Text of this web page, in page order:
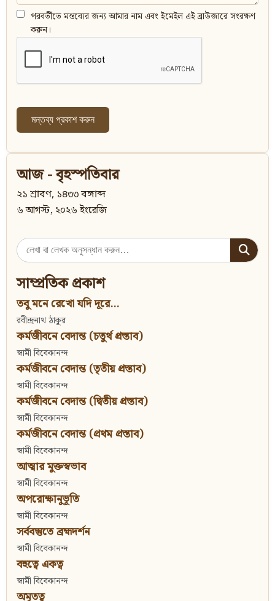
পরবর্তীতে মন্তব্যের জন্য আমার নাম এবং ইমেইল এই ব্রাউজারে সংরক্ষণ
করুন।
আজ - বৃহস্পতিবার
২১ শ্রাবণ, ১৪৩৩ বঙ্গাব্দ
৬ আগস্ট, ২০২৬ ইংরেজি
Search
for:
সাম্প্রতিক প্রকাশ
তবু মনে রেখো যদি দূরে...
রবীন্দ্রনাথ ঠাকুর
কর্মজীবনে বেদান্ত (চতুর্থ প্রস্তাব)
স্বামী বিবেকানন্দ
কর্মজীবনে বেদান্ত (তৃতীয় প্রস্তাব)
স্বামী বিবেকানন্দ
কর্মজীবনে বেদান্ত (দ্বিতীয় প্রস্তাব)
স্বামী বিবেকানন্দ
কর্মজীবনে বেদান্ত (প্রথম প্রস্তাব)
স্বামী বিবেকানন্দ
আত্মার মুক্তস্বভাব
স্বামী বিবেকানন্দ
অপরোক্ষানুভূতি
স্বামী বিবেকানন্দ
সর্ববস্তুতে ব্রহ্মদর্শন
স্বামী বিবেকানন্দ
বহুত্বে একত্ব
স্বামী বিবেকানন্দ
অমৃতত্ব